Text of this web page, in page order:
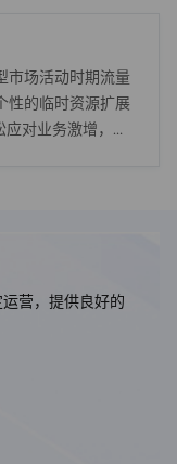
市场活动时期流量
性的临时资源扩展
对业务激增，帮
营，提供良好的